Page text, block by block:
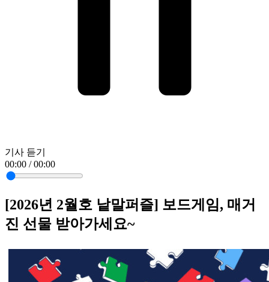
기사 듣기
00:00 / 00:00
[2026년 2월호 낱말퍼즐] 보드게임, 매거
진 선물 받아가세요~